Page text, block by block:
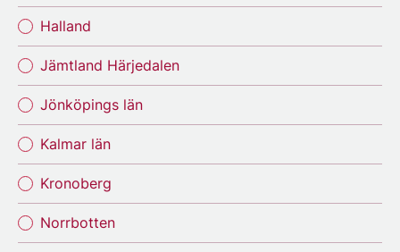
Halland
Jämtland Härjedalen
Jönköpings län
Kalmar län
Kronoberg
Norrbotten